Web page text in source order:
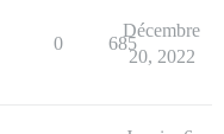
0 685
Décembre
20, 2022